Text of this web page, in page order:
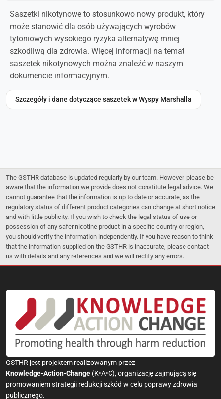
Saszetki nikotynowe to stosunkowo nowy produkt, który
może stanowić dla osób używających wyrobów
tytoniowych wysokiego ryzyka alternatywę mniej
szkodliwą dla zdrowia. Więcej informacji na temat
saszetek nikotynowych można znaleźć w naszym
dokumencie informacyjnym.
Szczegóły i dane dotyczące saszetek w Wyspy Marshalla
The GSTHR database is updated regularly by our team. However, please be
aware that the information we provide does not constitute legal advice. We
cannot guarantee that the information is up to date or accurate, as the
regulatory status of different product categories can change at short notice
and with little publicity. If you wish to check the legal status of use or
possession of any safer nicotine product in a specific country or region,
you should verify the information independently. If you have reason to think
that the information supplied on the GSTHR is inaccurate, please contact
us with details and any references and we will rectify any errors.
GSTHR jest projektem realizowanym przez
Knowledge•Action•Change (K•A•C), organizację zajmującą się
promowaniem strategii redukcji szkód w celu poprawy zdrowia
publicznego.